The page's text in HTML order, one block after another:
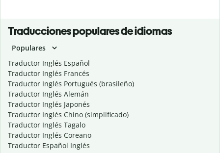
Traducciones populares de idiomas
Populares
Traductor Inglés Español
Traductor Inglés Francés
Traductor Inglés Portugués (brasileño)
Traductor Inglés Alemán
Traductor Inglés Japonés
Traductor Inglés Chino (simplificado)
Traductor Inglés Tagalo
Traductor Inglés Coreano
Traductor Español Inglés